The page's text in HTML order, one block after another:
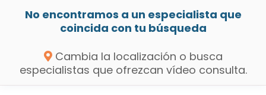
No encontramos a un especialista que
coincida con tu búsqueda
Cambia la localización o busca
especialistas que ofrezcan vídeo consulta.